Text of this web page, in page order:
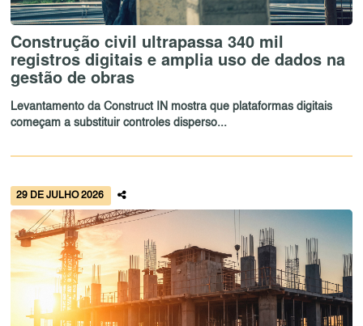
Construção civil ultrapassa 340 mil
registros digitais e amplia uso de dados na
gestão de obras
Levantamento da Construct IN mostra que plataformas digitais
começam a substituir controles disperso...
29 DE JULHO 2026